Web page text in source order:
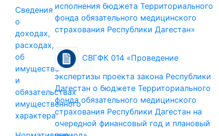
Сведения
о
доходах,
расходах,
об
имуществе
и
обязательствах
имущественного
характера
исполнения бюджета Территориального
фонда обязательного медицинского
страхования Республики Дагестан»
СВГФК 014 «Проведение
экспертизы проекта закона Республики
Дагестан о бюджете Территориального
фонда обязательного медицинского
страхования Республики Дагестан на
очередной финансовый год и плановый